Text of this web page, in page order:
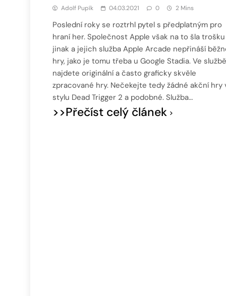
Adolf Pupík 04.03.2021 0 2 Mins
Poslední roky se roztrhl pytel s předplatným pro
hraní her. Společnost Apple však na to šla trošku
jinak a jejich služba Apple Arcade nepřináší
hry, jako je tomu třeba u Google Stadia. Ve službě
najdete originální a často graficky skvěle
zpracované hry. Nečekejte tedy žádné akční hry
stylu Dead Trigger 2 a podobné. Služba…
>>Přečíst celý článek